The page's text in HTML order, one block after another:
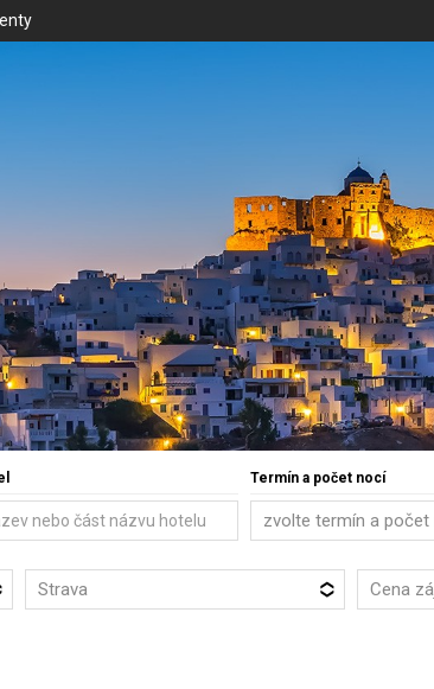
Termín a počet nocí
zvolte termín a počet
Strava Cena